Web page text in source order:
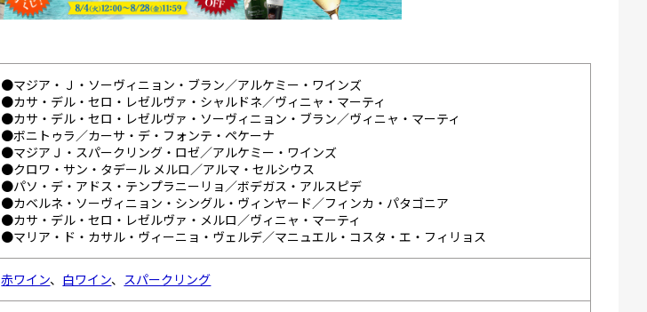
●マジア・Ｊ・ソーヴィニョン・ブラン／アルケミー・ワインズ
●カサ・デル・セロ・レゼルヴァ・シャルドネ／ヴィニャ・マーティ
●カサ・デル・セロ・レゼルヴァ・ソーヴィニョン・ブラン／ヴィニャ・マーティ
●ボニトゥラ／カーサ・デ・フォンテ・ペケーナ
●マジアＪ・スパークリング・ロゼ／アルケミー・ワインズ
●クロワ・サン・タデール メルロ／アルマ・セルシウス
●パソ・デ・アドス・テンプラニーリョ／ボデガス・アルスピデ
●カベルネ・ソーヴィニョン・シングル・ヴィンヤード／フィンカ・パタゴニア
●カサ・デル・セロ・レゼルヴァ・メルロ／ヴィニャ・マーティ
●マリア・ド・カサル・ヴィーニョ・ヴェルデ／マニュエル・コスタ・エ・フィリョス
赤ワイン、 白ワイン、 スパークリング